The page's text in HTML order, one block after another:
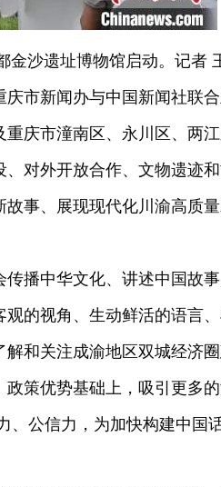
金沙遗址博物馆启动。记者
市新闻办与中国新闻社联合
庆市潼南区、永川区、两
对外开放合作、文物遗迹
事、展现现代化川渝高质量
播中华文化、讲述中国故
的视角、生动鲜活的语言
和关注成渝地区双城经济
策优势基础上，吸引更多
、公信力，为加快构建中国